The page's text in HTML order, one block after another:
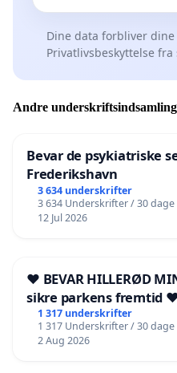
Dine data forbliver dine
Privatlivsbeskyttelse fra
Andre
Bevar de psykiatriske
Frederikshavn
3 634 underskrifter
3 634 Underskrifter / 30 dage
12 Jul 2026
❤️ BEVAR HILLERØD
sikre parkens fremtid
1 317 underskrifter
1 317 Underskrifter / 30 dage
2 Aug 2026